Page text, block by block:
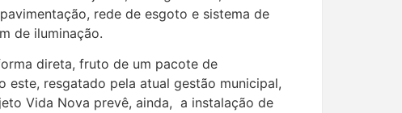
rede de esgoto e sistema de
de iluminação.
direta, fruto de um pacote de
este, resgatado pela atual gestão municipal,
Vida Nova prevê, ainda, a instalação de